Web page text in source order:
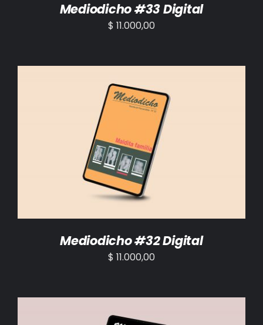
Mediodicho #33 Digital
$ 11.000,00
AÑADIR AL CARRITO /
Mediodicho #32 Digital
$ 11.000,00